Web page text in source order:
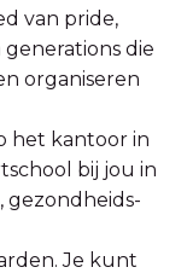
van pride,
die
organiseren
het kantoor in
bij jou in
Je kunt